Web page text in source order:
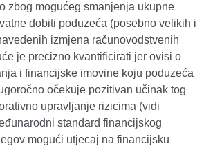
zbog mogućeg smanjenja ukupne
dobiti poduzeća (posebno velikih i
izmjena računovodstvenih
je precizno kvantificirati jer ovisi o
i financijske imovine koju poduzeća
očekuje pozitivan učinak tog
upravljanje rizicima (vidi
standard financijskog
mogući utjecaj na financijsku